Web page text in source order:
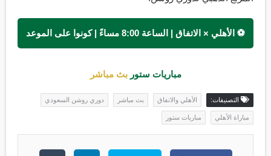
⚽ الأهلي × الاتفاق | الساعة 8:00 مساءً | كونوا على الموعد
مباريات ستور بث مباشر
التصنيفات: الأهلي والاتفاق بث مباشر دوري روشن السعودي
مباراة الأهلي مباريات ستور